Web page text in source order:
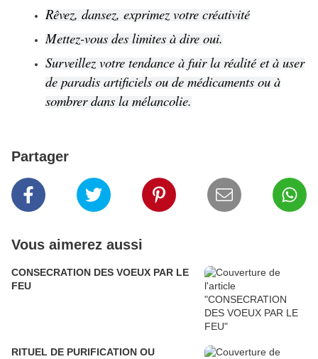
Rêvez, dansez, exprimez votre créativité
Mettez-vous des limites à dire oui.
Surveillez votre tendance à fuir la réalité et à user
de paradis artificiels ou de médicaments ou à
sombrer dans la mélancolie.
Partager
Vous aimerez aussi
CONSECRATION DES VOEUX PAR LE
FEU
RITUEL DE PURIFICATION OU